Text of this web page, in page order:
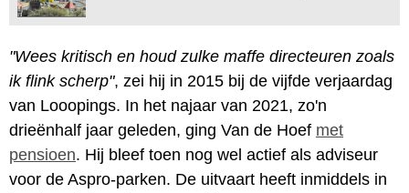
"Wees kritisch en houd zulke maffe directeuren zoals
ik flink scherp", zei hij in 2015 bij de vijfde verjaardag
van Looopings. In het najaar van 2021, zo'n
drieënhalf jaar geleden, ging Van de Hoef met
pensioen. Hij bleef toen nog wel actief als adviseur
voor de Aspro-parken. De uitvaart heeft inmiddels in